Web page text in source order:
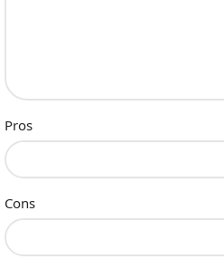
Pros
Cons